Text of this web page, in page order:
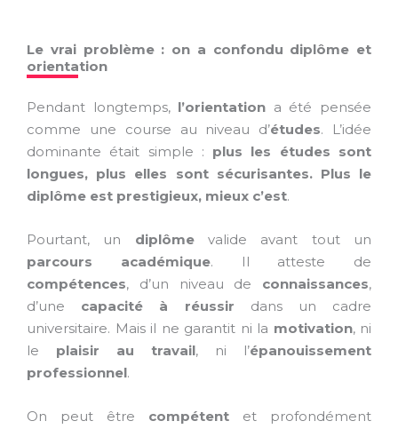
Le vrai problème : on a confondu diplôme et
orientation
Pendant longtemps, l’orientation a été pensée
comme une course au niveau d’études. L’idée
dominante était simple : plus les études sont
longues, plus elles sont sécurisantes. Plus le
diplôme est prestigieux, mieux c’est.
Pourtant, un diplômevalide avant tout un
parcours académique. Il atteste de
compétences, d’un niveau de connaissances,
d’une capacité à réussir dans un cadre
universitaire. Mais il ne garantit ni la motivation, ni
le plaisir au travail, ni l’épanouissement
professionnel.
On peut être compétent et profondément